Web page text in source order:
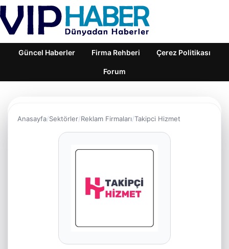
Güncel Haberler Firma Rehberi Çerez Politikası
Forum
Anasayfa Sektörler Reklam Firmaları Takipci Hizmet